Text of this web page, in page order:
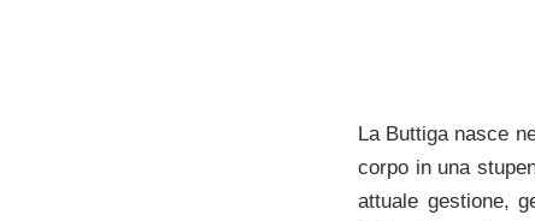
La Buttiga nasce
corpo in una
attuale gestione,